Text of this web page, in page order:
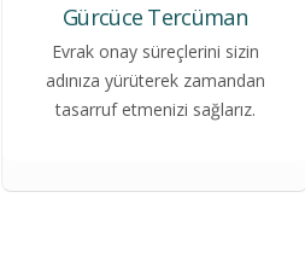
Gürcüce Tercüman
Evrak onay süreçlerini sizin
adınıza yürüterek zamandan
tasarruf etmenizi sağlarız.